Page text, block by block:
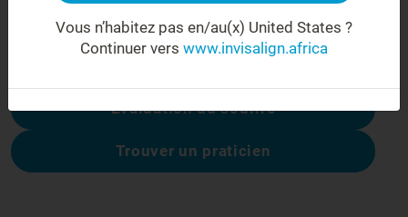
Évaluation du sourire
Trouver un praticien
Vous n’habitez pas en/au(x) United States ?
Continuer vers www.invisalign.africa